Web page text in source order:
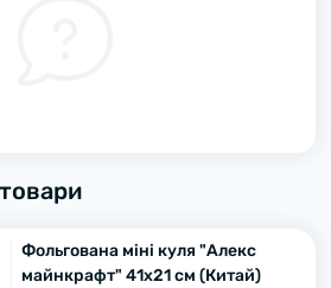
Фольгована міні куля "Алекс
майнкрафт" 41х21 см (Китай)